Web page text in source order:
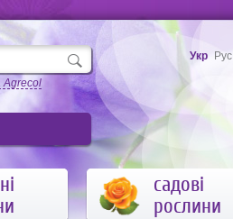
Agrecol
Укр Рус
садові
рослини